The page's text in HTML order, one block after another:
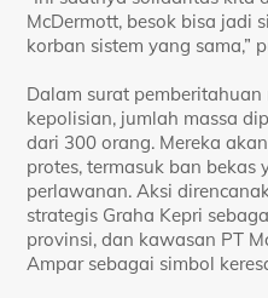
McDermott, besok bisa jadi
korban sistem yang sama,”
Dalam surat
kepolisian, jumlah massa
dari 300 orang. Mereka
protes, termasuk ban bekas
perlawanan. Aksi
strategis Graha Kepri
provinsi, dan kawasan PT
Ampar sebagai simbol